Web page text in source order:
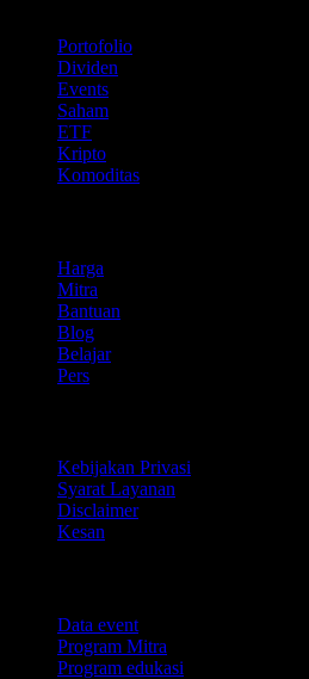
Portofolio
Dividen
Events
Saham
ETF
Kripto
Komoditas
Harga
Mitra
Bantuan
Blog
Belajar
Pers
Kebijakan Privasi
Syarat Layanan
Disclaimer
Kesan
Data event
Program Mitra
Program edukasi